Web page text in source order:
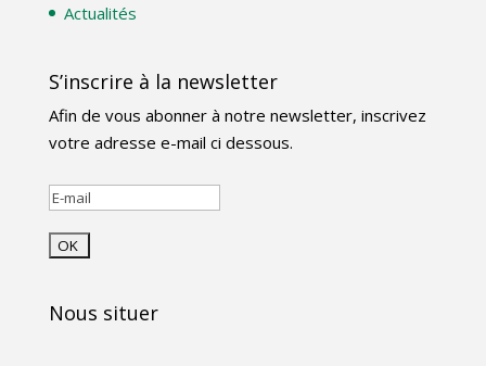
Actualités
S’inscrire à la newsletter
Afin de vous abonner à notre newsletter, inscrivez
votre adresse e-mail ci dessous.
Nous situer